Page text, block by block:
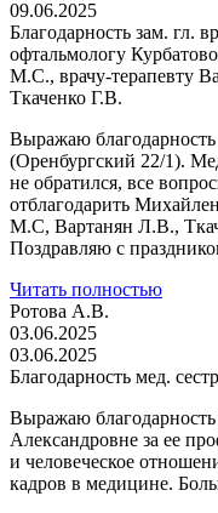
09.06.2025
Благодарность зам. гл.
офтальмологу
М.С., врачу-терапевту
Ткаченко Г.В.
Выражаю
(Оренбургский 22/1).
не обратился, все
отблагодарить
М.С, Вартанян Л.В.,
Поздравляю с
Читать полностью
Ротова А.В.
03.06.2025
03.06.2025
Благодарность мед.
Выражаю
Александровне за ее
и человеческое
кадров в медицине.